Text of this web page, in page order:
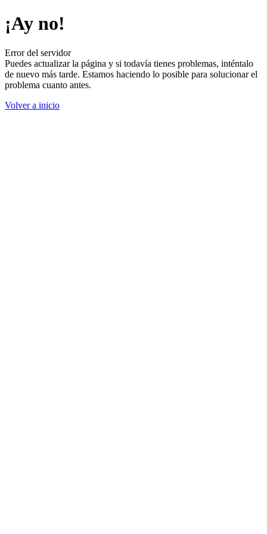
¡Ay no!
Error del servidor
Puedes actualizar la página y si todavía tienes problemas, inténtalo
de nuevo más tarde. Estamos haciendo lo posible para solucionar el
problema cuanto antes.
Volver a inicio